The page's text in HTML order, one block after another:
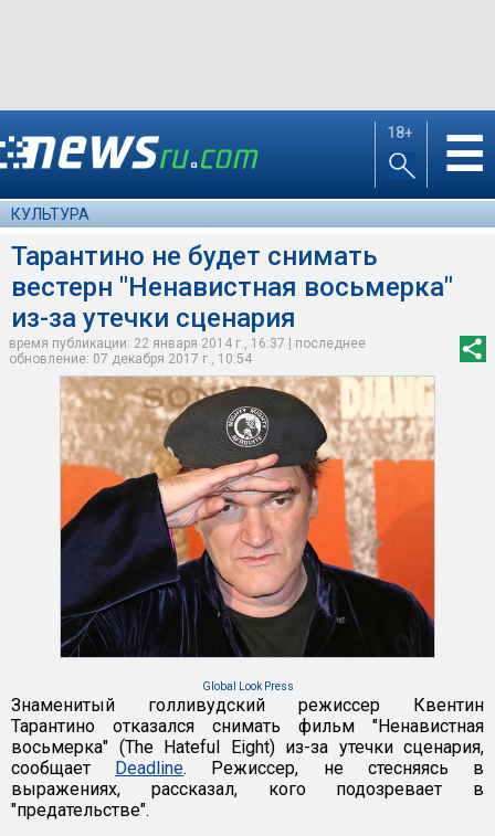
18+ ☰
КУЛЬТУРА
Тарантино не будет снимать
вестерн "Ненавистная восьмерка"
из-за утечки сценария
время публикации: 22 января 2014 г., 16:37 | последнее
обновление: 07 декабря 2017 г., 10:54
Global Look Press
Знаменитый голливудский режиссер Квентин
Тарантино отказался снимать фильм "Ненавистная
восьмерка" (The Hateful Eight) из-за утечки сценария,
сообщает Deadline. Режиссер, не стесняясь в
выражениях, рассказал, кого подозревает в
"предательстве".